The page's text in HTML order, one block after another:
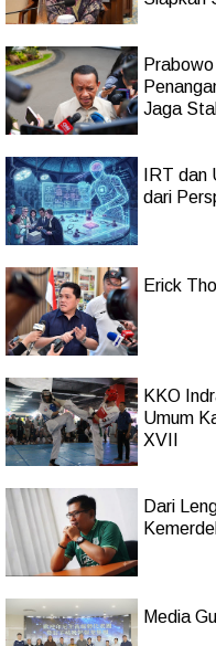
Jaga
IRT dan
dari
Erick
KKO
Umum
XVII
Dari
Media